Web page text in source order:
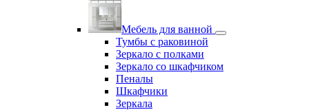
Мебель для ванной
Тумбы с раковиной
Зеркало с полками
Зеркало со шкафчиком
Пеналы
Шкафчики
Зеркала